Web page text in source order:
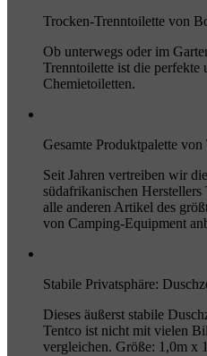
Trocken-Trenntoilette von
Ob unterwegs oder im
Trenntoilette ist die
Chemietoiletten.
Gesamte Produktpalette von
Seit Jahren vertreiben wir
südafrikanischen
alle anderen Artikel des
von Camping-Equipment
Stabile Privatsphäre:
Dieses äußerst stabile
Tentco ist nicht mit vielen
vergleichen. Größe: 1,0m x